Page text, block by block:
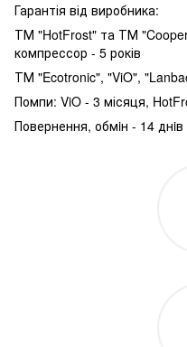
Гарантія від виробника:
ТМ "HotFrost" та ТМ
компрессор - 5 років
ТМ "Ecotronic", "ViO",
Помпи: ViO - 3 місяця,
Повернення, обмiн - 14 днiв